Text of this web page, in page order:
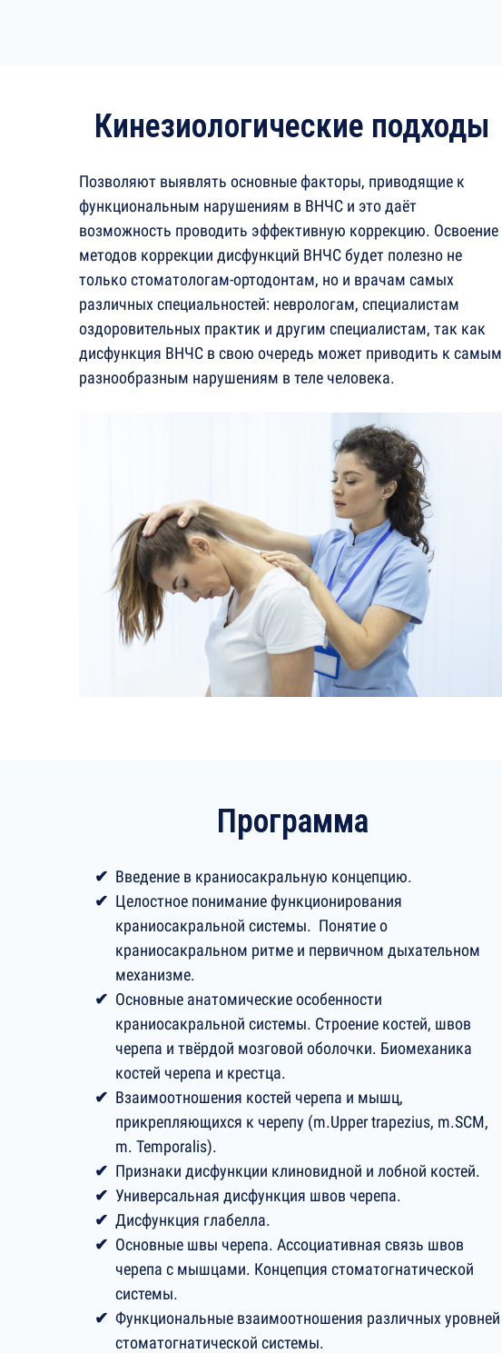
Кинезиологические подходы
Позволяют выявлять основные факторы, приводящие к
функциональным нарушениям в ВНЧС и это даёт
возможность проводить эффективную коррекцию. Освоение
методов коррекции дисфункций ВНЧС будет полезно не
только стоматологам-ортодонтам, но и врачам самых
различных специальностей: неврологам, специалистам
оздоровительных практик и другим специалистам, так как
дисфункция ВНЧС в свою очередь может приводить к самым
разнообразным нарушениям в теле человека.
Программа
Введение в краниосакральную концепцию.
Целостное понимание функционирования
краниосакральной системы. Понятие о
краниосакральном ритме и первичном дыхательном
механизме.
Основные анатомические особенности
краниосакральной системы. Строение костей, швов
черепа и твёрдой мозговой оболочки. Биомеханика
костей черепа и крестца.
Взаимоотношения костей черепа и мышц,
прикрепляющихся к черепу (m.Upper trapezius, m.SCM,
m. Temporalis).
Признаки дисфункции клиновидной и лобной костей.
Универсальная дисфункция швов черепа.
Дисфункция глабелла.
Основные швы черепа. Ассоциативная связь швов
черепа с мышцами. Концепция стоматогнатической
системы.
Функциональные взаимоотношения различных уровней
стоматогнатической системы.